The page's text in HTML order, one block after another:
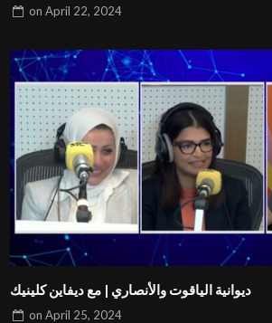
onApril 22, 2024
ديوانية الياقوت والأنصاري | مع ديفاين كلينيك
onApril 25, 2024